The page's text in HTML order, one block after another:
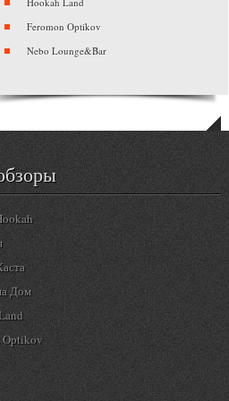
Feromon Optikov
Nebo Lounge&Bar
Black Beans Bar
White Wolf Lounge
Проект «6/2» — кальянная на Арбате
«Мир кальянов»
М.С.К. на Севастопольской
Albion Club
Дом
Optikov